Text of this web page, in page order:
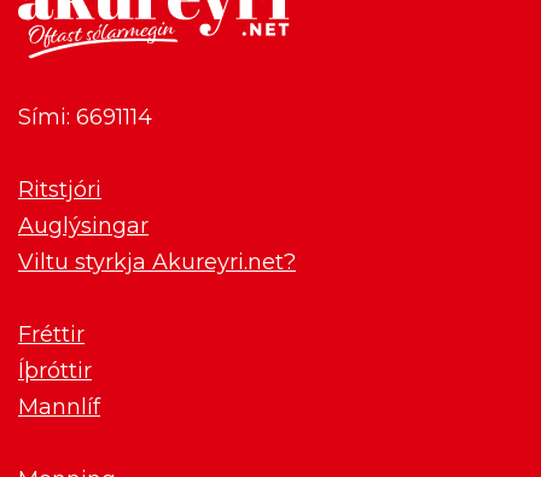
Sími: 6691114
Ritstjóri
Auglýsingar
Viltu styrkja Akureyri.net?
Fréttir
Íþróttir
Mannlíf